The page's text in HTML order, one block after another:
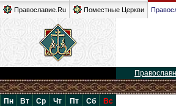
Православие.Ru Поместные Церкви
Пн Вт Ср Чт Пт Сб
Вс